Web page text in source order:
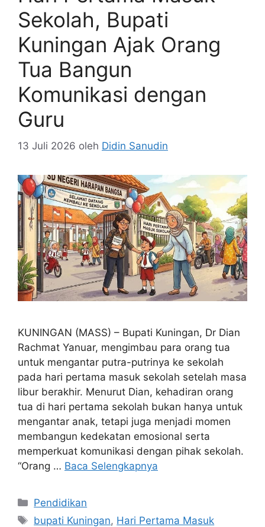
Sekolah, Bupati
Kuningan Ajak Orang
Tua Bangun
Komunikasi dengan
Guru
13 Juli 2026 oleh Didin Sanudin
KUNINGAN (MASS) – Bupati Kuningan, Dr Dian
Rachmat Yanuar, mengimbau para orang tua
untuk mengantar putra-putrinya ke sekolah
pada hari pertama masuk sekolah setelah masa
libur berakhir. Menurut Dian, kehadiran orang
tua di hari pertama sekolah bukan hanya untuk
mengantar anak, tetapi juga menjadi momen
membangun kedekatan emosional serta
memperkuat komunikasi dengan pihak sekolah.
“Orang … Baca Selengkapnya
Kategori
Pendidikan
Tag
bupati Kuningan, Hari Pertama Masuk